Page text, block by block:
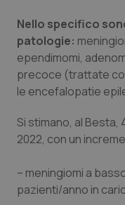
Tumore al seno
Tumore
Tumori del
Tumori
Vaccini
Nello specifico
patologie:
ependimomi,
precoce (trattate
le encefalopatie
Si stimano, al Besta,
2022, con un
– meningiomi a
pazienti/anno in